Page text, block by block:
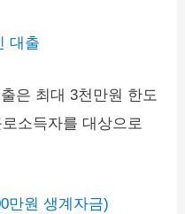
대출
은 최대 3천만원 한도
소득자를 대상으로
만원 생계자금)